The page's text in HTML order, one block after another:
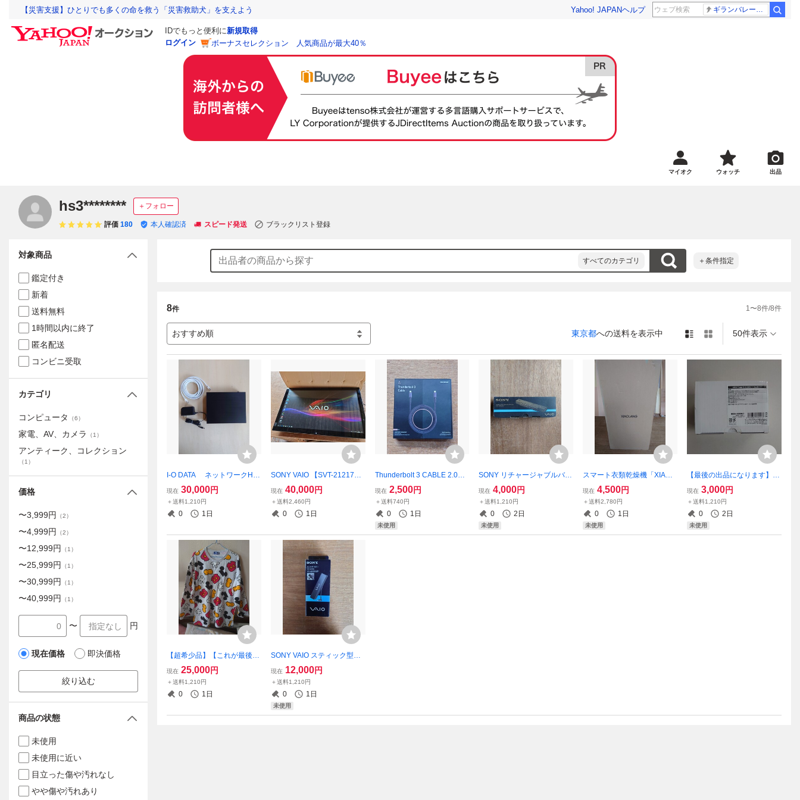
【災害支援】ひとりでも多くの命を救う「災害救助犬」を支えよう Yahoo! JAPANヘルプ ギランバレー症候群
IDでもっと便利に新規取得
ログイン
ボーナスセレクション 人気商品が最大40％
マイオク ウォッチ 出品
hs3******** ＋フォロー
評価 180 本人確認済 スピード発送 ブラックリスト登録
すべてのカテゴリ ＋条件指定
8件 1〜8件/8件
おすすめ順 東京都への送料を表示中 50件表示
I-O DATA ネットワークHD
D 4TB RECBOX テレ
ビ録画 nasne スカパー対応
【HVL-LS4】必ず商品説明を
お読み下さい】【動作確認
現在 30,000円
＋送料1,210円
0 1日
SONY VAIO 【SVT-21217DJ
B】テーブルトップPC【SO
NY オリジナルソフトウェア
あり】【商品説明を必ずお読
み下さい】【本体のみ動作確
現在 40,000円
＋送料2,460円
0 1日
Thunderbolt 3 CABLE 2.0m
【新品、未使用品】 【商品
説明を必ずお読み下さい】
現在 2,500円
＋送料740円
0 1日
未使用
SONY リチャージャブルバッ
テリーパック 【VGP-BPS9
A/B】新品未使用品です。対
象機種は写真、SONY VAIO
から要確認
現在 4,000円
＋送料1,210円
0 2日
未使用
スマート衣類乾燥機「XIAOL
ANG（シャオラン）」これか
ら梅雨の時期に室内で除菌乾
燥を！ 【これが
最後の出品です】
現在 4,500円
＋送料2,780円
0 1日
未使用
【最後の出品になります】U
SB Type-Cハブ（4ポート・U
SB3.1 Gen2・セルフパワ
ー・ブラック） 400-HUB06
1
現在 3,000円
＋送料1,210円
0 2日
未使用
【超希少品】【これが最後の
出品です】1996年 ディズニ
ートゥーンタウンオープン記
念のものです。大人用男女兼
用28年前の超希少品、Lサイ
現在 25,000円
＋送料1,210円
0 1日
SONY VAIO スティック型AC
アダプター【VGP-AC19V2
9】【商品説明を必ずお読み
下さい】
現在 12,000円
＋送料1,210円
0 1日
未使用
対象商品
鑑定付き
新着
送料無料
1時間以内に終了
匿名配送
コンビニ受取
カテゴリ
コンピュータ （6）
家電、AV、カメラ （1 ）
アンティーク、コレクション
（1 ）
価格
〜3,999円 （2）
〜4,999円 （2）
〜12,999円 （1 ）
〜25,999円 （1 ）
〜30,999円 （1 ）
〜40,999円 （1 ）
〜 円
現在価格 即決価格
絞り込む
商品の状態
未使用
未使用に近い
目立った傷や汚れなし
やや傷や汚れあり